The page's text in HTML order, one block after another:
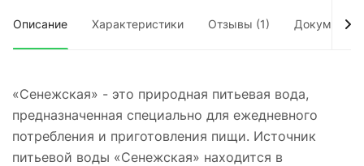
Описание Характеристики Отзывы (1) Документы
«Сенежская» - это природная питьевая вода,
предназначенная специально для ежедневного
потребления и приготовления пищи. Источник
питьевой воды «Сенежская» находится в